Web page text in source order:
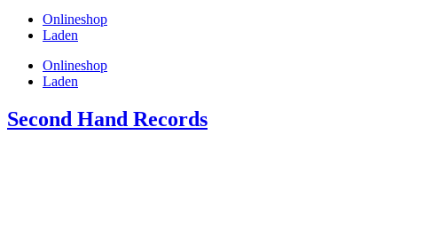
Onlineshop
Laden
Onlineshop
Laden
Second Hand Records